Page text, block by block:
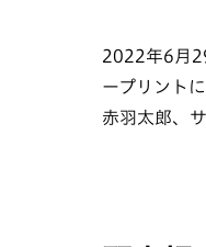
2022年6月
ープリント
赤羽太郎、